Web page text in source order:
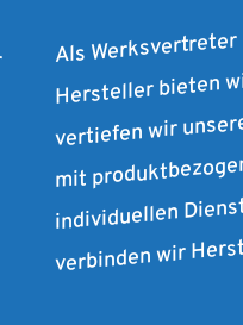
Als
Hersteller bieten
vertiefen wir
mit
individuellen
verbinden wir